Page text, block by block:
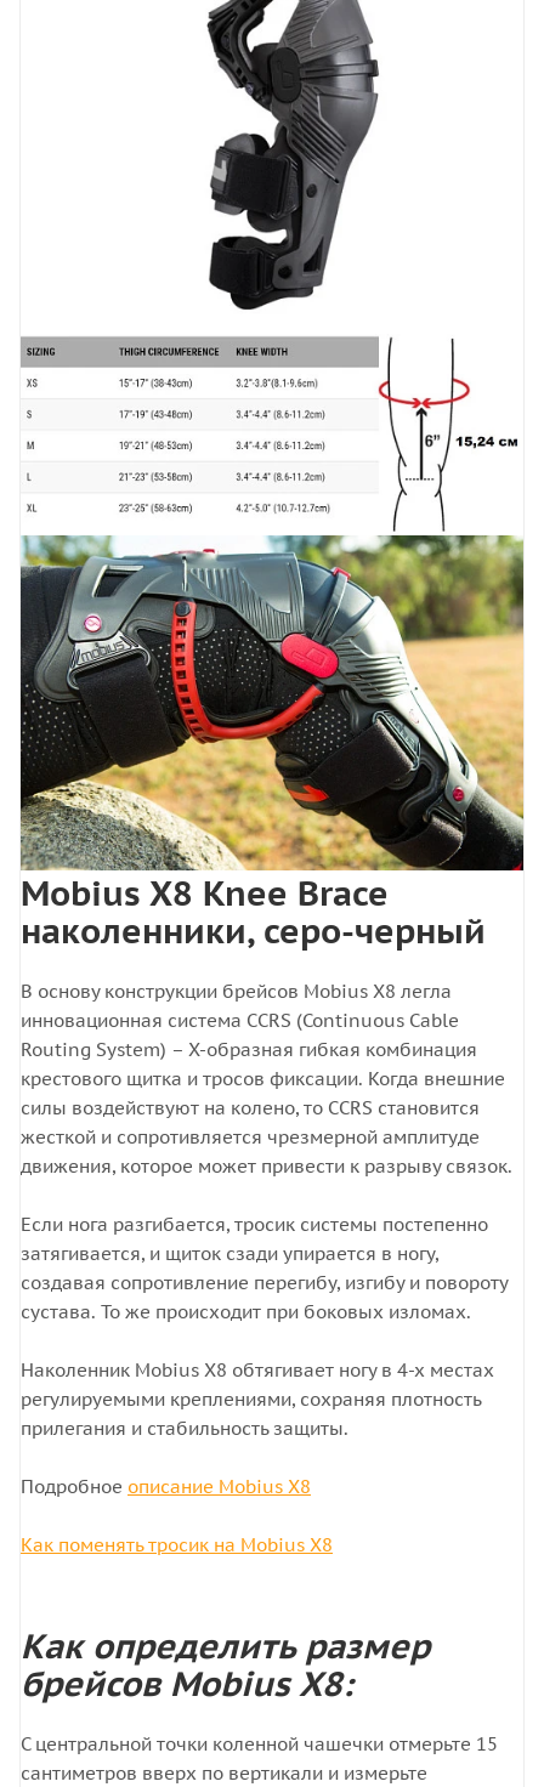
Mobius X8 Knee Brace
наколенники, серо-черный
В основу конструкции брейсов Mobius X8 легла
инновационная система CCRS (Continuous Cable
Routing System) – Х-образная гибкая комбинация
крестового щитка и тросов фиксации. Когда внешние
силы воздействуют на колено, то CCRS становится
жесткой и сопротивляется чрезмерной амплитуде
движения, которое может привести к разрыву связок.
Если нога разгибается, тросик системы постепенно
затягивается, и щиток сзади упирается в ногу,
создавая сопротивление перегибу, изгибу и повороту
сустава. То же происходит при боковых изломах.
Наколенник Mobius X8 обтягивает ногу в 4-х местах
регулируемыми креплениями, сохраняя плотность
прилегания и стабильность защиты.
Подробное описание Mobius X8
Как поменять тросик на Mobius X8
Как определить размер
брейсов Mobius X8:
С центральной точки коленной чашечки отмерьте 15
сантиметров вверх по вертикали и измерьте